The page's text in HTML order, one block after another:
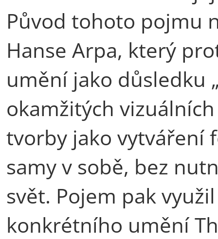
Původ tohoto pojmu
Hanse Arpa, který
umění jako důsledku
okamžitých
tvorby jako vytváření
samy v sobě, bez
svět. Pojem pak
konkrétního umění